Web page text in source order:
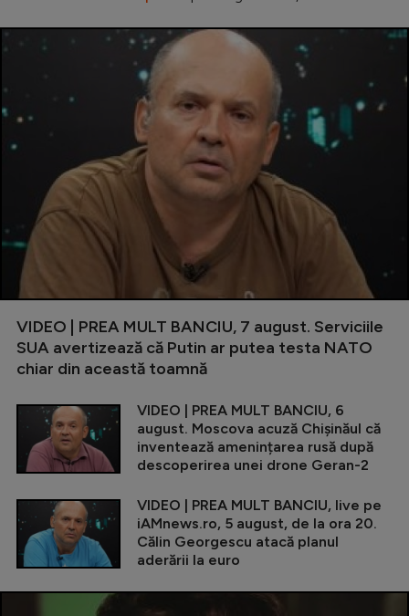
VIDEO | PREA MULT BANCIU, 7 august. Serviciile
SUA avertizează că Putin ar putea testa NATO
chiar din această toamnă
VIDEO | PREA MULT BANCIU, 6
august. Moscova acuză Chișinăul că
inventează amenințarea rusă după
descoperirea unei drone Geran-2
VIDEO | PREA MULT BANCIU, live pe
iAMnews.ro, 5 august, de la ora 20.
Călin Georgescu atacă planul
aderării la euro